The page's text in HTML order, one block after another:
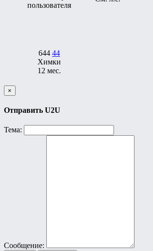
644 44
Химки
12 мес.
×
Отправить U2U
Тема:
Сообщение: